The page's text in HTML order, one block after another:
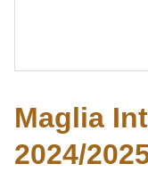
Maglia
2024/